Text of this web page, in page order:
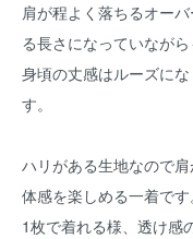
肩が程よく落ちるオー
る長さになっていながら
身頃の丈感はルーズに
す。
ハリがある生地なので
体感を楽しめる一着です
1枚で着れる様、透け感